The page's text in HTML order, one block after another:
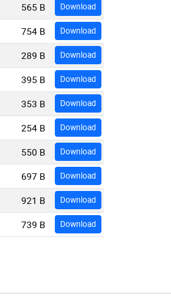
565 B Download
754 B Download
289 B Download
395 B Download
353 B Download
254 B Download
550 B Download
697 B Download
921 B Download
739 B Download